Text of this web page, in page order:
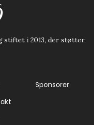
stiftet i 2013, der støtter
Sponsorer